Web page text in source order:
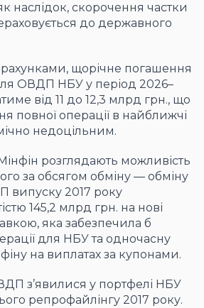
наслідок, скорочення частки
до державного
щорічне погашення
ОВДП НБУ у період 2026–
від 11 до 12,3 млрд грн., що
повної операції в найближчі
недоцільним.
розглядають можливість
за обсягом обміну — обміну
випуску 2017 року
145,2 млрд грн. на нові
яка забезпечила б
для НБУ та одночасну
на виплатах за купонами.
з’явилися у портфелі НБУ
репрофайлінгу 2017 року.